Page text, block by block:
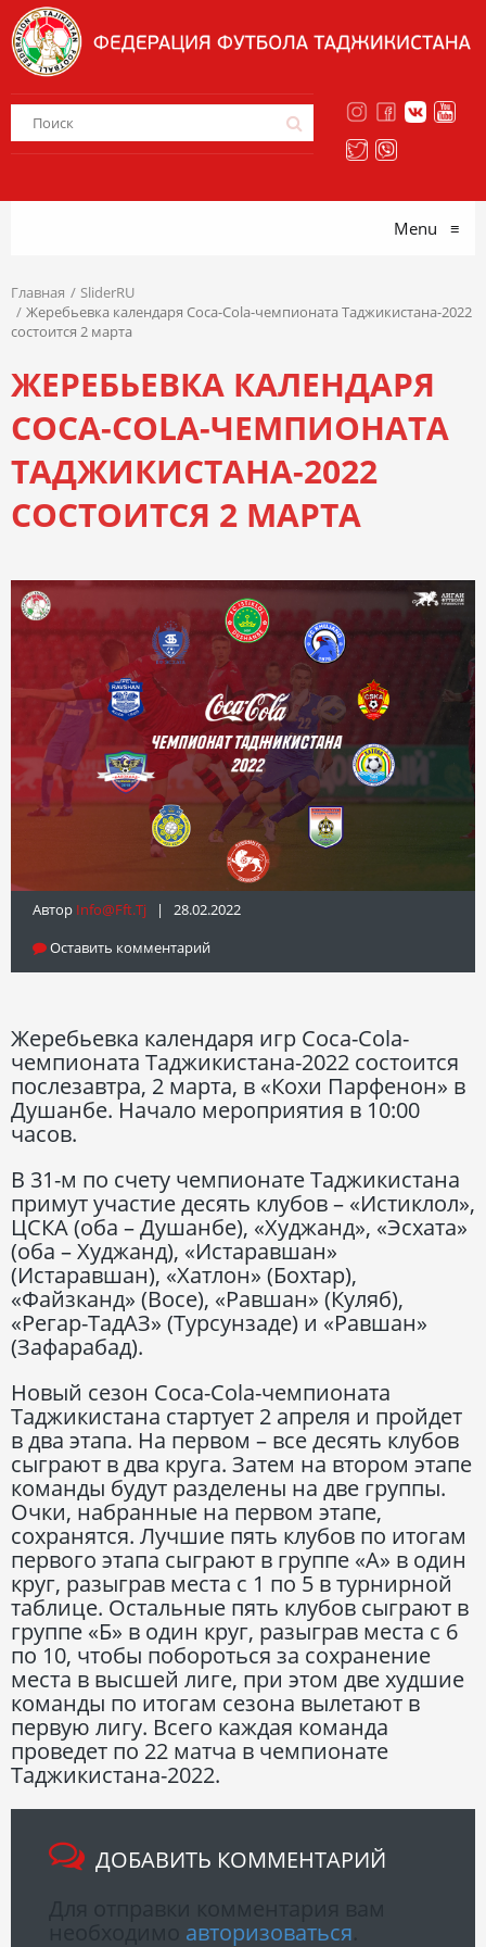
Menu ≡
Главная
SliderRU
Жеребьевка календаря Coca-Cola-чемпионата Таджикистана-2022
состоится 2 марта
ЖЕРЕБЬЕВКА КАЛЕНДАРЯ
COCA-COLA-ЧЕМПИОНАТА
ТАДЖИКИСТАНА-2022
СОСТОИТСЯ 2 МАРТА
Автор Info@fft.tj | 28.02.2022
Оставить комментарий
Жеребьевка календаря игр Coca-Cola-
чемпионата Таджикистана-2022 состоится
послезавтра, 2 марта, в «Кохи Парфенон» в
Душанбе. Начало мероприятия в 10:00
часов.
В 31-м по счету чемпионате Таджикистана
примут участие десять клубов – «Истиклол»,
ЦСКА (оба – Душанбе), «Худжанд», «Эсхата»
(оба – Худжанд), «Истаравшан»
(Истаравшан), «Хатлон» (Бохтар),
«Файзканд» (Восе), «Равшан» (Куляб),
«Регар-ТадАЗ» (Турсунзаде) и «Равшан»
(Зафарабад).
Новый сезон Coca-Cola-чемпионата
Таджикистана стартует 2 апреля и пройдет
в два этапа. На первом – все десять клубов
сыграют в два круга. Затем на втором этапе
команды будут разделены на две группы.
Очки, набранные на первом этапе,
сохранятся. Лучшие пять клубов по итогам
первого этапа сыграют в группе «А» в один
круг, разыграв места с 1 по 5 в турнирной
таблице. Остальные пять клубов сыграют в
группе «Б» в один круг, разыграв места с 6
по 10, чтобы побороться за сохранение
места в высшей лиге, при этом две худшие
команды по итогам сезона вылетают в
первую лигу. Всего каждая команда
проведет по 22 матча в чемпионате
Таджикистана-2022.
ДОБАВИТЬ КОММЕНТАРИЙ
авторизоваться